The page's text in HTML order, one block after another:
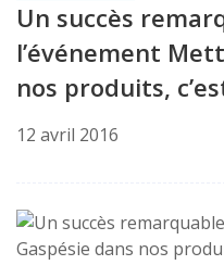
Un succès
l’événement
nos produits,
12 avril 2016